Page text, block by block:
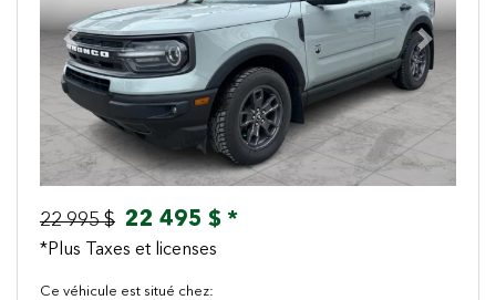
Previous Next
22 995 $ 22 495 $ *
*Plus Taxes et licenses
Ce véhicule est situé chez: